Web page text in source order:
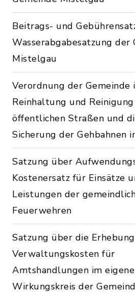
Beitrags- und
Wasserabgabesatzung der
Mistelgau
Verordnung der Gemeinde
Reinhaltung und
öffentlichen Straßen und
Sicherung der Gehbahnen
Satzung über
Kostenersatz für Einsätze
Leistungen der
Feuerwehren
Satzung über die
Verwaltungskosten für
Amtshandlungen im
Wirkungskreis der